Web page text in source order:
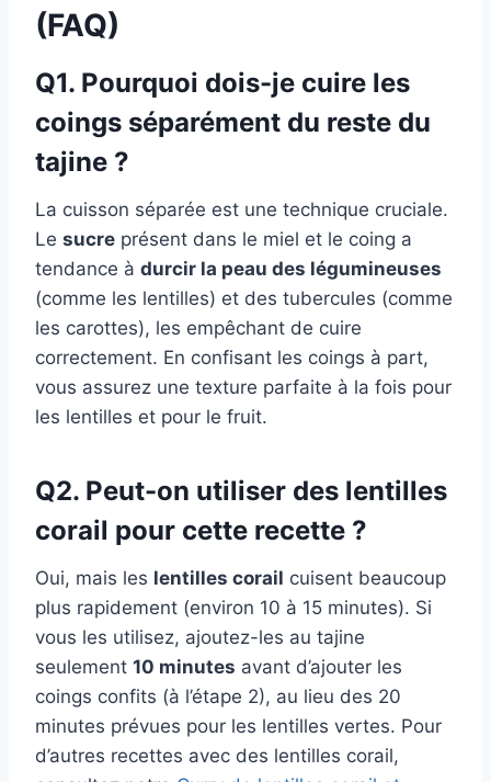
(FAQ)
Q1. Pourquoi dois-je cuire les
coings séparément du reste du
tajine ?
La cuisson séparée est une technique cruciale.
Le sucre présent dans le miel et le coing a
tendance à durcir la peau des légumineuses
(comme les lentilles) et des tubercules (comme
les carottes), les empêchant de cuire
correctement. En confisant les coings à part,
vous assurez une texture parfaite à la fois pour
les lentilles et pour le fruit.
Q2. Peut-on utiliser des lentilles
corail pour cette recette ?
Oui, mais les lentilles corail cuisent beaucoup
plus rapidement (environ 10 à 15 minutes). Si
vous les utilisez, ajoutez-les au tajine
seulement 10 minutes avant d’ajouter les
coings confits (à l’étape 2), au lieu des 20
minutes prévues pour les lentilles vertes. Pour
d’autres recettes avec des lentilles corail,